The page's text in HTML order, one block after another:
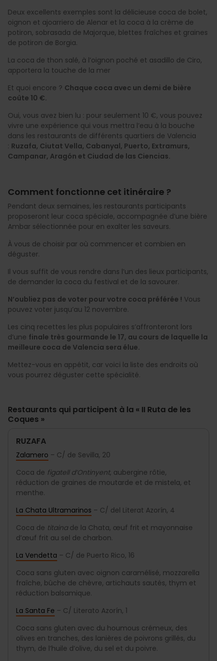
Deux excellents exemples sont la délicieuse coca de bolet,
oignon et ajoarriero de Alenar et la coca à la crème de
potiron, sobrasada de Majorque, blettes fraîches et graines
de potiron de Borgia.
La coca de thon salé, à l’oignon poché et asadillo de Ciro,
apportera la touche de la mer
Et quoi encore ? Chaque coca avec un demi de bière
coûte 10 €.
Oui, vous avez bien lu : pour seulement 10 €, vous pouvez
vivre une expérience qui vous mettra l’eau à la bouche
dans les restaurants de différents quartiers de Valencia
: Ruzafa, Ciutat Vella, Cabanyal, Puerto, Extramurs,
Campanar, Aragón et Ciudad de las Ciencias.
Comment fonctionne cet itinéraire ?
Pendant deux semaines, les restaurants participants
proposeront leur coca spéciale, accompagnée d’une bière
Ambar sélectionnée pour en exalter les saveurs.
À vous de choisir par où commencer et combien en
déguster.
Il vous suffit de vous rendre dans l’un des lieux participants,
de demander la coca du festival et de la savourer.
N’oubliez pas de voter pour votre coca préférée ! Vous
pouvez voter jusqu’au 12 novembre.
Les cinq recettes les plus populaires s’affronteront lors
d’une finale très gourmande le 17, au cours de laquelle la
meilleure coca de Valencia sera élue.
Mettez-vous en appétit, car voici la liste des endroits où
vous pourrez déguster cette spécialité.
Restaurants qui participent à la « II Ruta de les
Coques »
RUZAFA
Zalamero – C/ de Sevilla, 20
Coca de figatell d’Ontinyent, aubergine rôtie,
réduction de graines de moutarde et de mistela, et
menthe.
La Chata Ultramarinos – C/ del Literat Azorín, 4
Coca de titainade la Chata, œuf frit et mayonnaise
d’œuf frit au sel de charbon.
La Vendetta – C/ de Puerto Rico, 16
Coca sans gluten avec oignon caramélisé, mozzarella
fraîche, bûche de chèvre, artichauts sautés, thym et
réduction balsamique.
La Santa Fe – C/ Literato Azorín, 1
Coca sans gluten avec du houmous crémeux, des
olives en tranches, des lanières de poivrons grillés, du
thym, de l’huile d’olive, du sel et du poivre.